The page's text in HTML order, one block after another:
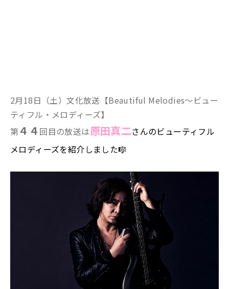
2月18日（土）文化放送【Beautiful Melodies～ビュー
ティフル・メロディーズ】
第４４ 回目の放送は原田真二さんのビューティフル
メロディーズを紹介しました🎼